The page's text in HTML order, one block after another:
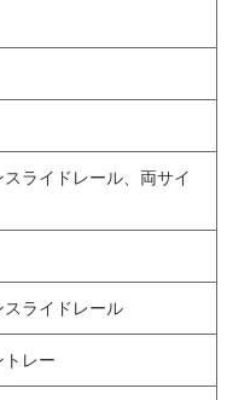
ライドレール、両サイ
ライドレール
レー